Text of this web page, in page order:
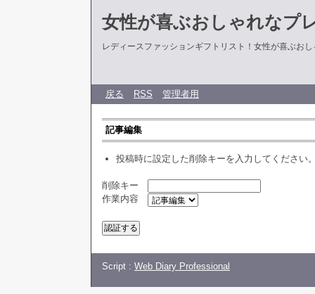
女性が喜ぶおしゃれなプ
レディースファッションギフトリスト！女性が喜ぶお
戻る RSS 管理者用
記事編集
投稿時に設定した削除キーを入力してください
削除キー
作業内容
Script : Web Diary Professional